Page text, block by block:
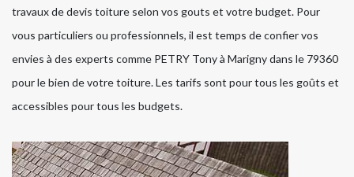
travaux de devis toiture selon vos gouts et votre budget. Pour
vous particuliers ou professionnels, il est temps de confier vos
envies à des experts comme PETRY Tony à Marigny dans le 79360
pour le bien de votre toiture. Les tarifs sont pour tous les goûts et
accessibles pour tous les budgets.